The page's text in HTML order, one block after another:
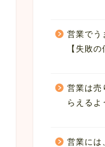
営業でう
【失敗の
営業は売
らえるよ
営業には